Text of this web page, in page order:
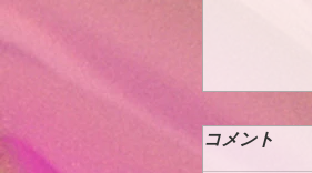
コメント